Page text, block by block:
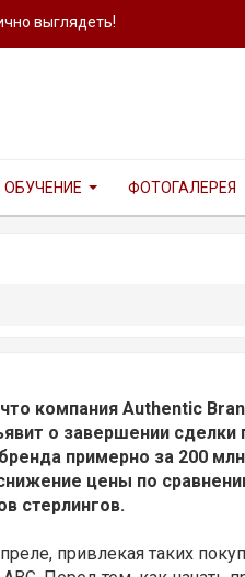
выглядеть!
ОБУЧЕНИЕ ФОТОГАЛЕРЕЯ
компания Authentic
о завершении сделки
примерно за 200
цены по
стерлингов.
привлекая таких